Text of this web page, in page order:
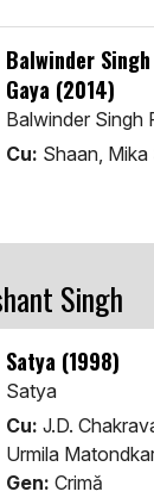
Balwinder Singh
Gaya (2014)
Balwinder Singh
Cu: Shaan, Mika
Singh
Satya (1998)
Satya
Cu: J.D.
Urmila
Gen: Crimă